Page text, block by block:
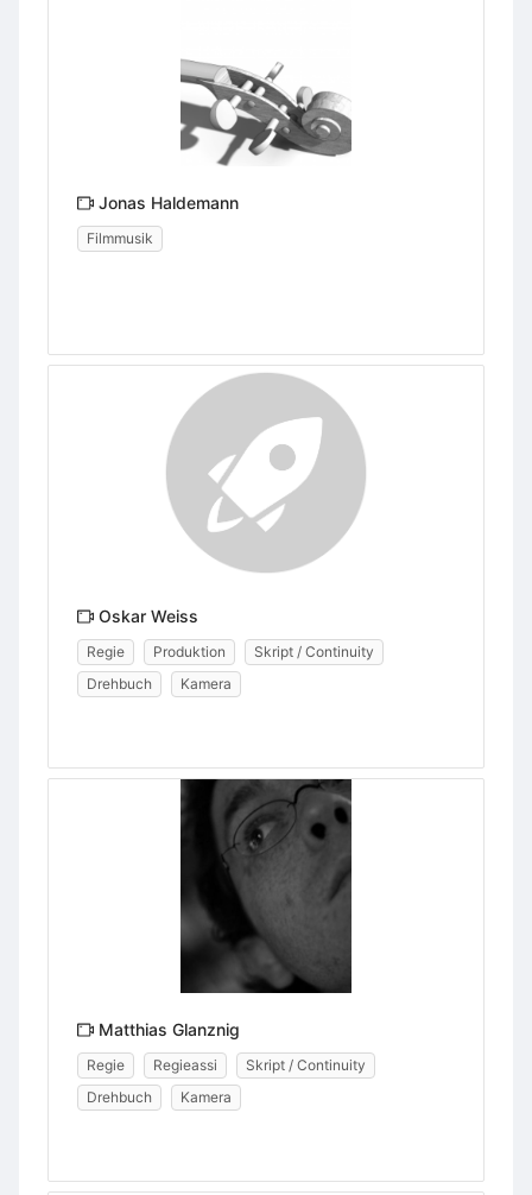
Jonas Haldemann
Filmmusik
Oskar Weiss
Regie Produktion
Skript / Continuity
Drehbuch
Kamera
Matthias Glanznig
Regie Regieassi
Skript / Continuity
Drehbuch
Kamera